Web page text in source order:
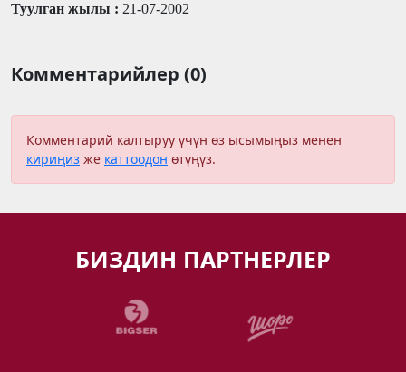
Туулган жылы : 21-07-2002
Комментарийлер (0)
Комментарий калтыруу үчүн өз ысымыңыз менен
кириңиз же каттоодон өтүңүз.
БИЗДИН ПАРТНЕРЛЕР